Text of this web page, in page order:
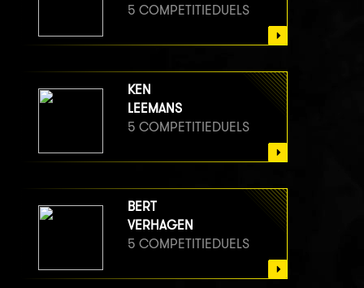
5 COMPETITIEDUELS
KEN
LEEMANS
5 COMPETITIEDUELS
BERT
VERHAGEN
5 COMPETITIEDUELS